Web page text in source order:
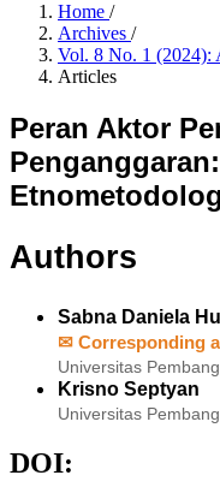
Home /
Archives /
Vol. 8 No. 1 (2024):
Articles
Peran Aktor
Authors
Sabna Daniela
✉ Corresponding
Universitas
Krisno Septyan
Universitas
DOI: